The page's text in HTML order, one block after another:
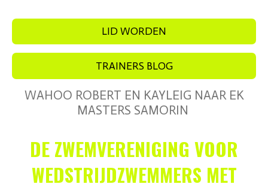
LID WORDEN
TRAINERS BLOG
WAHOO ROBERT EN KAYLEIG NAAR EK
MASTERS SAMORIN
DE ZWEMVERENIGING VOOR
WEDSTRIJDZWEMMERS MET